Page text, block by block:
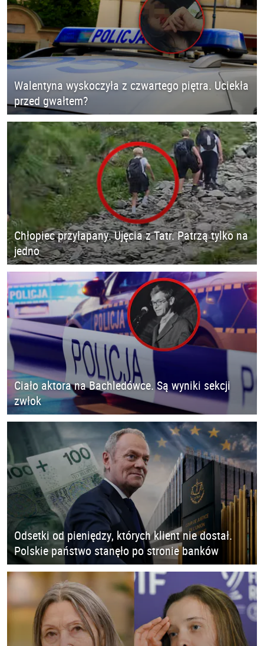
Walentyna wyskoczyła z czwartego piętra. Uciekła
przed gwałtem?
Chłopiec przyłapany. Ujęcia z Tatr. Patrzą tylko na
jedno
Ciało aktora na Bachledówce. Są wyniki sekcji
zwłok
Odsetki od pieniędzy, których klient nie dostał.
Polskie państwo stanęło po stronie banków